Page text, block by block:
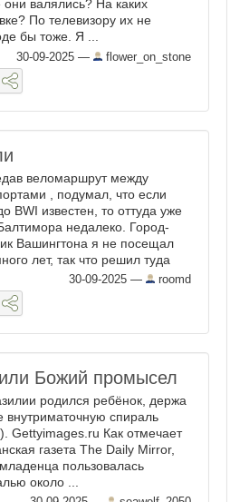
они валялись? На каких
По телевизору их не
бы тоже. Я ...
30-09-2025 — flower_on_stone
веломаршрут между
, подумал, что если
BWI известен, то оттуда уже
недалеко. Город-
Вашингтона я не посещал
лет, так что решил туда
. Первый отдых был на
где я пересекал железную
пока перекусывал, ...
30-09-2025 — roomd
Божий промысел
родился ребёнок, держа
внутриматочную спираль
Gettyimages.ru Как отмечает
газета The Daily Mirror,
пользовалась
около ...